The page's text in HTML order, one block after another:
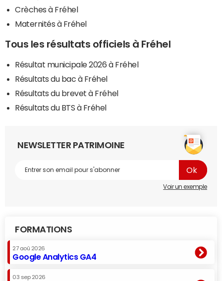
Crèches à Fréhel
Maternités à Fréhel
Tous les résultats officiels à Fréhel
Résultat municipale 2026 à Fréhel
Résultats du bac à Fréhel
Résultats du brevet à Fréhel
Résultats du BTS à Fréhel
NEWSLETTER PATRIMOINE
Voir un exemple
FORMATIONS
27 aoû 2026
Google Analytics GA4
03 sep 2026